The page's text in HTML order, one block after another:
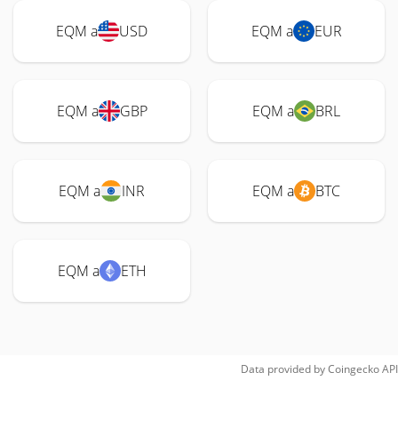
EQM a USD EQM a EUR
EQM a GBP EQM a BRL
EQM a INR EQM a BTC
EQM a ETH
Data provided byCoingeckoAPI